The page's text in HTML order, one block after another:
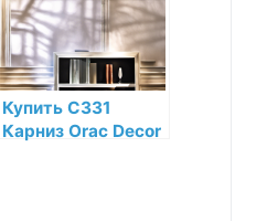
Купить C331
Карниз Orac Decor